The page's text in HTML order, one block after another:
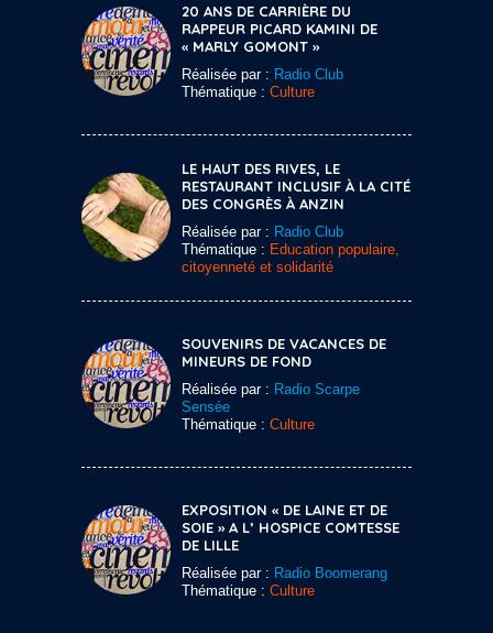
20 ANS DE CARRIÈRE DU
RAPPEUR PICARD KAMINI DE
« MARLY GOMONT »
Réalisée par : Radio Club
Thématique : Culture
LE HAUT DES RIVES, LE
RESTAURANT INCLUSIF À LA CITÉ
DES CONGRÈS À ANZIN
Réalisée par : Radio Club
Thématique : Education populaire,
citoyenneté et solidarité
SOUVENIRS DE VACANCES DE
MINEURS DE FOND
Réalisée par : Radio Scarpe
Sensée
Thématique : Culture
EXPOSITION « DE LAINE ET DE
SOIE » A L’ HOSPICE COMTESSE
DE LILLE
Réalisée par : Radio Boomerang
Thématique : Culture